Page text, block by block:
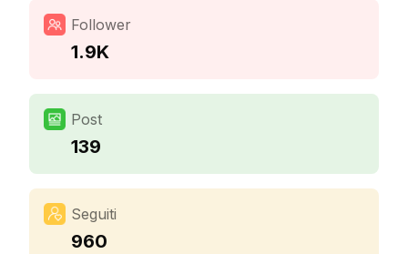
Follower
1.9K
Post
139
Seguiti
960